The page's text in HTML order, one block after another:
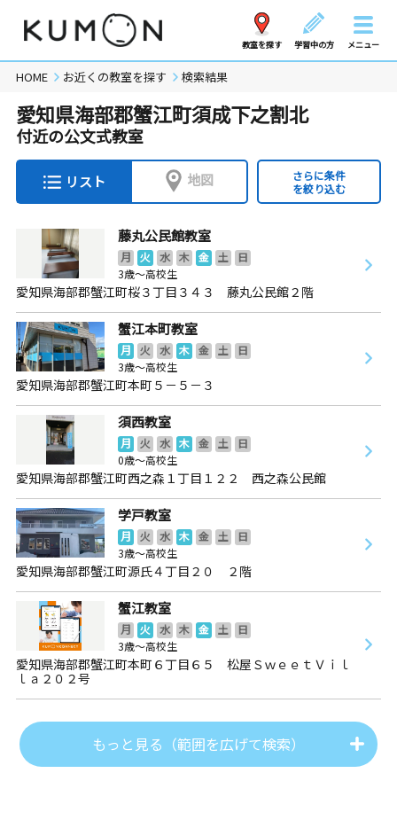
教室を探す 学習中の方 メニュー
HOME お近くの教室を探す 検索結果
愛知県海部郡蟹江町須成下之割北
付近の公文式教室
リスト 地図
さらに条件
を絞り込む
藤丸公民館教室
月 火 水 木 金 土
日
3歳～高校生
愛知県海部郡蟹江町桜３丁目３４３ 藤丸公民館２階
蟹江本町教室
月 火 水 木 金 土
日
3歳～高校生
愛知県海部郡蟹江町本町５－５－３
須西教室
月 火 水 木 金 土
日
0歳～高校生
愛知県海部郡蟹江町西之森１丁目１２２ 西之森公民館
学戸教室
月 火 水 木 金 土
日
3歳～高校生
愛知県海部郡蟹江町源氏４丁目２０ ２階
蟹江教室
月 火 水 木 金 土
日
3歳～高校生
愛知県海部郡蟹江町本町６丁目６５ 松屋ＳｗｅｅｔＶｉｌ
ｌａ２０２号
もっと見る（範囲を広げて検索）